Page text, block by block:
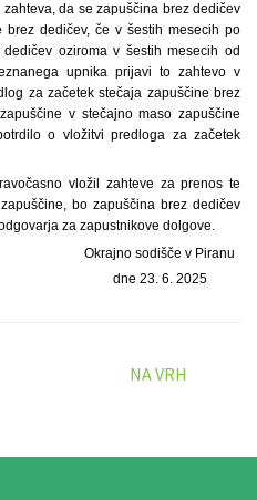
da se zapuščina brez dedičev
dedičev, če v šestih mesecih po
oziroma v šestih mesecih od
upnika prijavi to zahtevo v
za začetek stečaja zapuščine brez
v stečajno maso zapuščine
o vložitvi predloga za začetek
vložil zahteve za prenos te
bo zapuščina brez dedičev
za zapustnikove dolgove.
Okrajno sodišče v Piranu
dne 23. 6. 2025
NA VRH